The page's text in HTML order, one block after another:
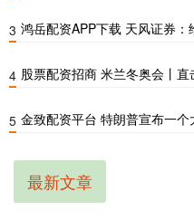
3 鸿岳配资APP下载 天风证券：
4 股票配资招商 米兰冬奥会丨
5 金致配资平台 特朗普宣布一个
最新文章